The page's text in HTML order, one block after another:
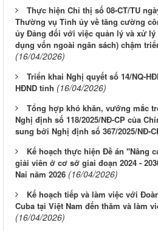
Thực hiện Chỉ thị số 08-CT/TU
Thường vụ Tỉnh ủy về tăng cường
ủy Đảng đối với việc quản lý và xử
dụng vốn ngoài ngân sách) chậm
(16/04/2026)
Triển khai Nghị quyết số 14/NQ-
HĐND tỉnh (16/04/2026)
Tổng hợp khó khăn, vướng mắc
Nghị định số 118/2025/NĐ-CP của
sung bởi Nghị định số 367/2025/NĐ-
Kế hoạch thực hiện Đề án "Nâng
giải viên ở cơ sở giai đoạn 2024 -
Nai năm 2026 (16/04/2026)
Kế hoạch tiếp và làm việc với
Cuba tại Việt Nam đến thăm và làm
(16/04/2026)